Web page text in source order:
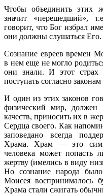
Чтобы объединить этих
значит «перешедший»,
говорит, что Бог избрал
они должны слушаться Его.
Сознание евреев времен
в нем еще не могло
они знали. И этот страх
поступать согласно
И один из этих законов
физический мир, должен
качеств, приносить их в
Сердца своего. Как
заповедано всегда
Храма. Храм — это
человека может попасть
жертву (имелись в виду
Но сознание народа
Моисея воспринималось
Храма стали сжигать